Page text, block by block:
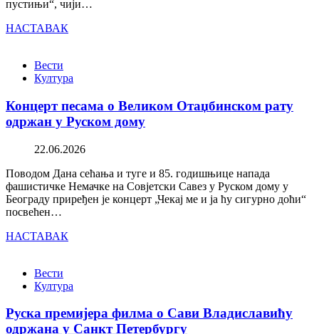
пустињи“, чији…
НАСТАВАК
Вести
Култура
Концерт песама о Великом Отаџбинском рату
одржан у Руском дому
22.06.2026
Поводом Дана сећања и туге и 85. годишњице напада
фашистичке Немачке на Совјетски Савез у Руском дому у
Београду приређен је концерт „Чекај ме и ја ћу сигурно доћи“
посвећен…
НАСТАВАК
Вести
Култура
Руска премијера филма о Сави Владиславићу
одржана у Санкт Петербургу